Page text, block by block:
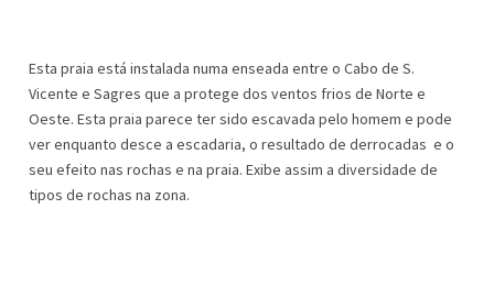
Esta praia está instalada numa enseada entre o Cabo de S.
Vicente e Sagres que a protege dos ventos frios de Norte e
Oeste. Esta praia parece ter sido escavada pelo homem e pode
ver enquanto desce a escadaria, o resultado de derrocadas e o
seu efeito nas rochas e na praia. Exibe assim a diversidade de
tipos de rochas na zona.